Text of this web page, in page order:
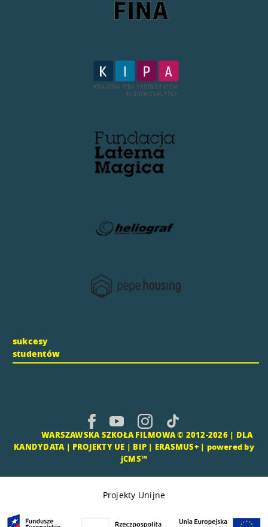
sukcesy
studentów
WARSZAWSKA SZKOŁA FILMOWA © 2012-2026 | DLA
KANDYDATA| PROJEKTY UE | BIP | ERASMUS+| powered by
jCMS™
Projekty Unijne